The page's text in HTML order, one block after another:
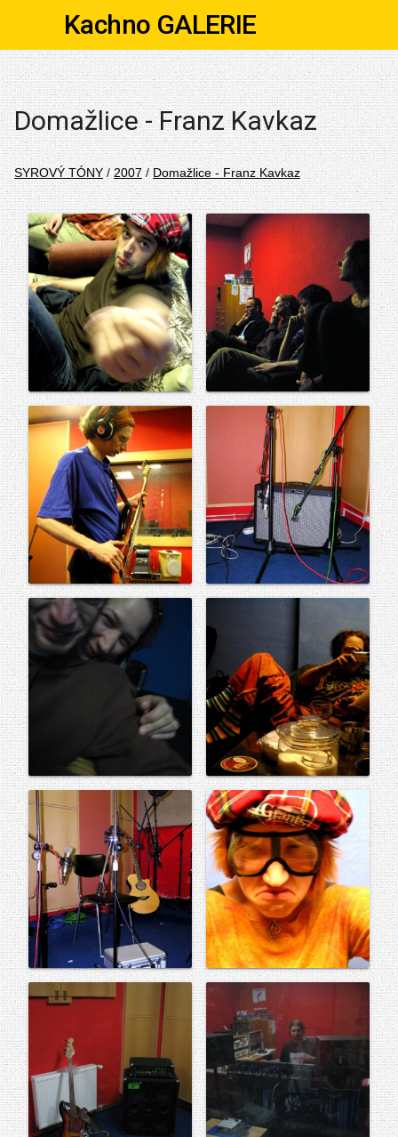
Kachno GALERIE
Domažlice - Franz Kavkaz
SYROVÝ TÓNY/ 2007 / Domažlice - Franz Kavkaz